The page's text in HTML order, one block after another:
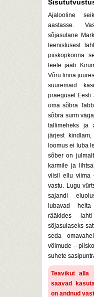
Ajalooline
aastasse.
sõjasulane
teenistusest
piiskopkonna
teele jääb
Võru linna
suuremaid
praegusel Eesti
oma sõbra
sõbra surm
tallimeheks ja
järjest
loomus ei luba
sõber on
karmile ja
viisil ellu viima
vastu. Lugu
sajandi
lubavad
rääkides
sõjasulaseks
seda
võimude –
suhete
Teavikut alla
saavad
on andnud